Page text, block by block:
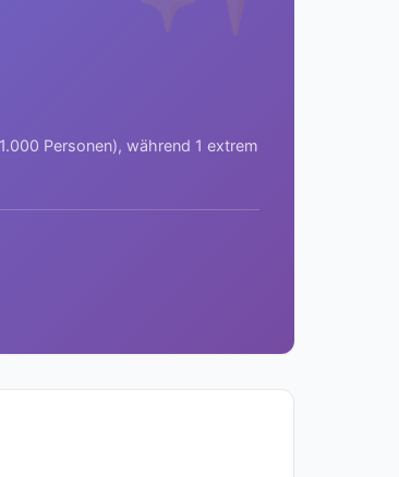
Personen), während 1 extrem